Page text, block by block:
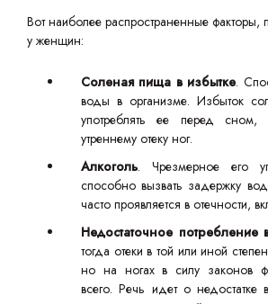
Вот наиболее распространенные факторы,
у женщин:
Соленая пища в избытке.
воды в организме. Избыток
употреблять ее перед сном,
утреннему отеку ног.
Алкоголь. Чрезмерное его
способно вызвать задержку
часто проявляется в отечности,
Недостаточное потребление
тогда отеки в той или иной
но на ногах в силу законов
всего. Речь идет о недостатке